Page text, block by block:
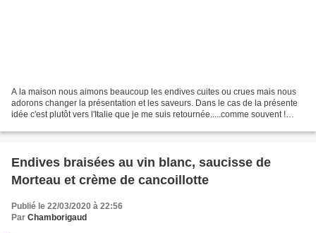
A la maison nous aimons beaucoup les endives cuites ou crues mais nous
adorons changer la présentation et les saveurs. Dans le cas de la présente
idée c'est plutôt vers l'Italie que je me suis retournée.....comme souvent !
Endives braisées au vin blanc, saucisse de
Morteau et crème de cancoillotte
Publié le 22/03/2020 à 22:56
Par Chamborigaud